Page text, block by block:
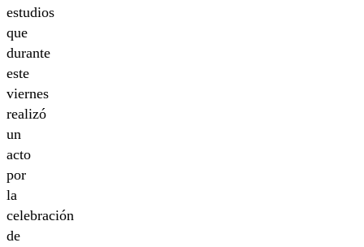
estudios
que
durante
este
viernes
realizó
un
acto
por
la
celebración
de